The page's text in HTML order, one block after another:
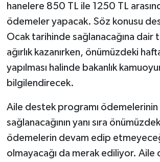
hanelere 850 TL ile 1250 TL
ödemeler yapacak. Söz konusu
Ocak tarihinde sağlanacağına dair
ağırlık kazanırken, önümüzdeki
yapılması halinde bakanlık
bilgilendirecek.
Aile destek programı
sağlanacağının yanı sıra
ödemelerin devam edip
olmayacağı da merak ediliyor.